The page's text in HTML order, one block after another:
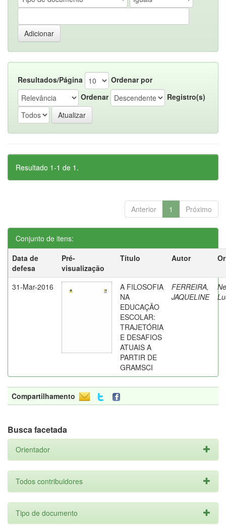
Resultados/Página
Ordenar por
Ordenar
Registro(s)
Resultado 1-1 de 1.
Anterior 1 Próximo
Conjunto de itens:
Data de
defesa
Pré-
visualização
Título Autor
31-Mar-2016
A FILOSOFIA
NA
EDUCAÇÃO
ESCOLAR:
TRAJETÓRIA
E DESAFIOS
ATUAIS A
PARTIR DE
GRAMSCI
FERREIRA,
JAQUELINE
Compartilhamento
Busca facetada
Orientador
Todos contribuidores
Tipo de documento